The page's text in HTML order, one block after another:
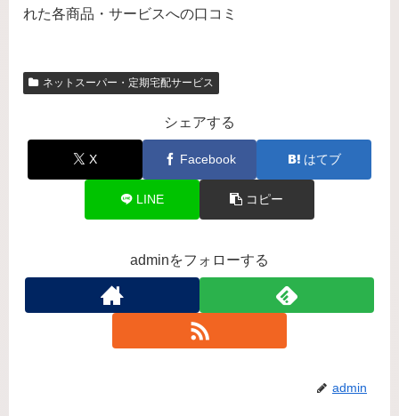
れた各商品・サービスへの口コミ
ネットスーパー・定期宅配サービス
シェアする
X Facebook はてブ
LINE コピー
adminをフォローする
admin